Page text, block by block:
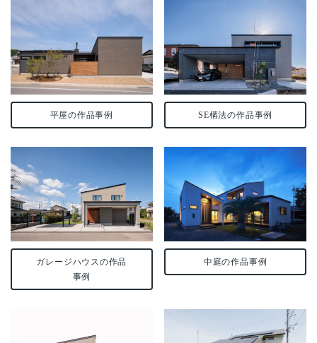
平屋の作品事例 SE構法の作品事例
ガレージハウスの作品
事例
中庭の作品事例